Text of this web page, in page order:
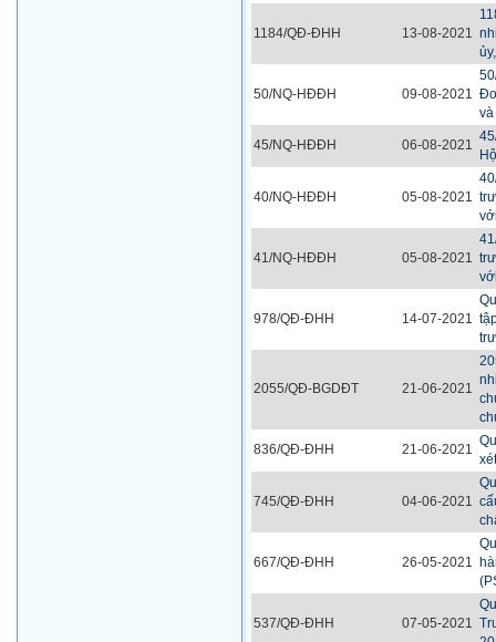
1184/QĐ-ĐHH 13-08-2021
50/NQ-HĐĐH 09-08-2021
45/NQ-HĐĐH 06-08-2021
40/NQ-HĐĐH 05-08-2021
41/NQ-HĐĐH 05-08-2021
978/QĐ-ĐHH 14-07-2021
2055/QĐ-BGDĐT 21-06-2021
836/QĐ-ĐHH 21-06-2021
745/QĐ-ĐHH 04-06-2021
667/QĐ-ĐHH 26-05-2021
537/QĐ-ĐHH 07-05-2021